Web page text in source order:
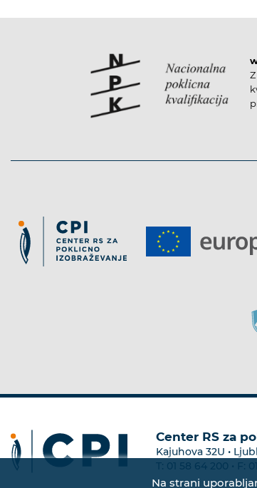
Na strani
Center RS za
Kajuhova 32U •
T: 01 58 64 200 • F: